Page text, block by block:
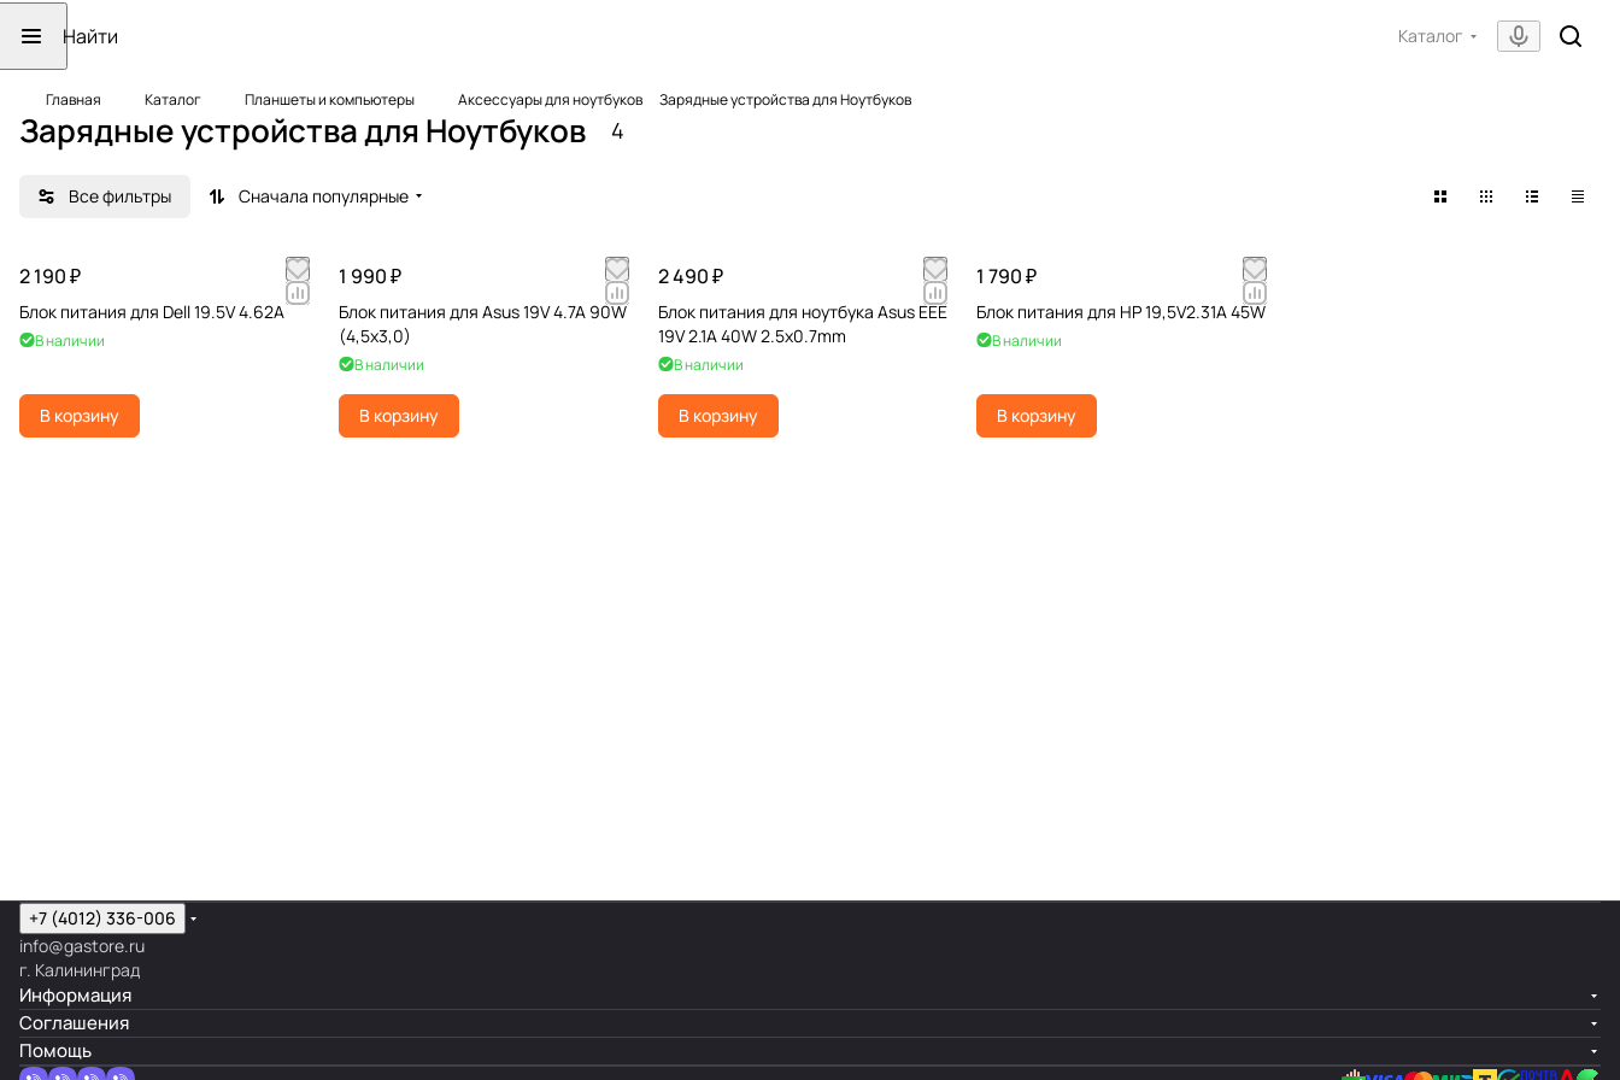
Каталог
Главная Каталог Планшеты и компьютеры Аксессуары для ноутбуков Зарядные устройства для Ноутбуков
Зарядные устройства для Ноутбуков 4
Все фильтры Сначала популярные
2 190 ₽
Блок питания для Dell 19.5V 4.62A
В наличии
В корзину
1 990 ₽
Блок питания для Asus 19V 4.7A 90W
(4,5х3,0)
В наличии
В корзину
2 490 ₽
Блок питания для ноутбука Asus EEE
19V 2.1A 40W 2.5x0.7mm
В наличии
В корзину
1 790 ₽
Блок питания для HP 19,5V2.31A 45W
В наличии
В корзину
+7 (4012) 336-006
info@gastore.ru
г. Калининград
Информация
Соглашения
Помощь